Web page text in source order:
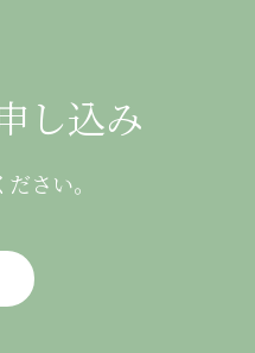
し込み
さい。